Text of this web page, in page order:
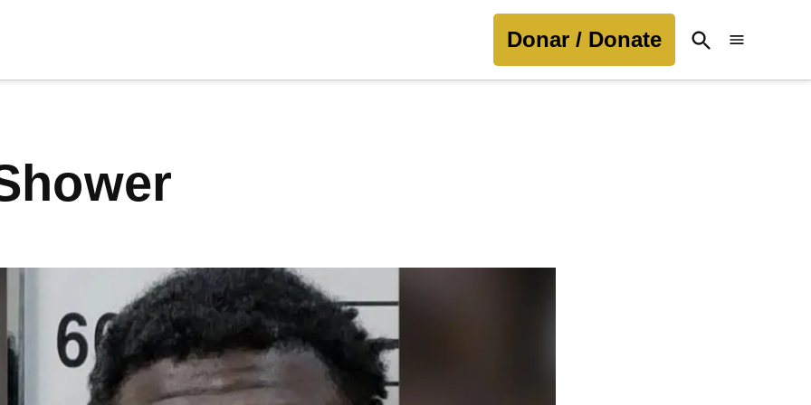
Donar / Donate
Open
Search